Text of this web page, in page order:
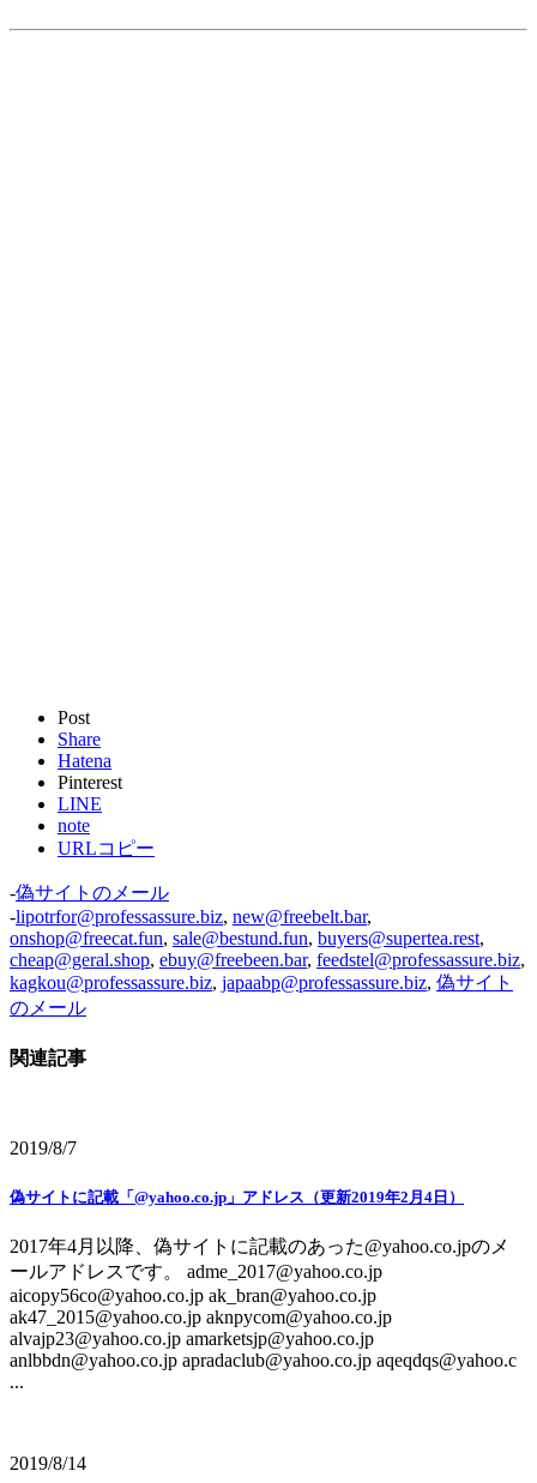
Post
Share
Hatena
Pinterest
LINE
note
URLコピー
-偽サイトのメール
-lipotrfor@professassure.biz, new@freebelt.bar,
onshop@freecat.fun, sale@bestund.fun, buyers@supertea.rest,
cheap@geral.shop, ebuy@freebeen.bar, feedstel@professassure.biz,
kagkou@professassure.biz, japaabp@professassure.biz, 偽サイト
のメール
関連記事
2019/8/7
偽サイトに記載「@yahoo.co.jp」アドレス（更新2019年2月4日）
2017年4月以降、偽サイトに記載のあった@yahoo.co.jpのメ
ールアドレスです。 adme_2017@yahoo.co.jp
aicopy56co@yahoo.co.jp ak_bran@yahoo.co.jp
ak47_2015@yahoo.co.jp aknpycom@yahoo.co.jp
alvajp23@yahoo.co.jp amarketsjp@yahoo.co.jp
anlbbdn@yahoo.co.jp apradaclub@yahoo.co.jp aqeqdqs@yahoo.c
...
2019/8/14